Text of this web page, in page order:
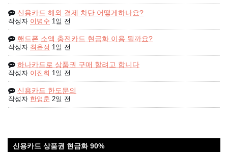
신용카드 해외 결제 차단 어떻게하나요?
작성자 이병수 1일 전
핸드폰 소액 충전카드 현금화 이용 될까요?
작성자 최윤정 1일 전
하나카드로 상품권 구매 할려고 합니다
작성자 이진희 1일 전
신용카드 한도문의
작성자 한영훈 2일 전
신용카드 상품권 현금화 90%